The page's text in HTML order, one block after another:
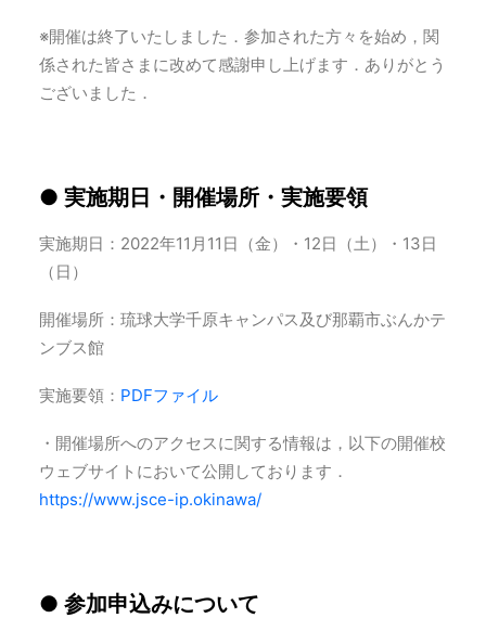
※開催は終了いたしました．参加された方々を始め，関
係された皆さまに改めて感謝申し上げます．ありがとう
ございました．
● 実施期日・開催場所・実施要領
実施期日：2022年11月11日（金）・12日（土）・13日
（日）
開催場所：琉球大学千原キャンパス及び那覇市ぶんかテ
ンブス館
実施要領： PDFファイル
・開催場所へのアクセスに関する情報は，以下の開催校
ウェブサイトにおいて公開しております．
https://www.jsce-ip.okinawa/
● 参加申込みについて